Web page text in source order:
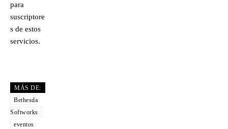
para
suscriptore
s de estos
servicios.
MÁS DE:
Bethesda
Softworks
eventos